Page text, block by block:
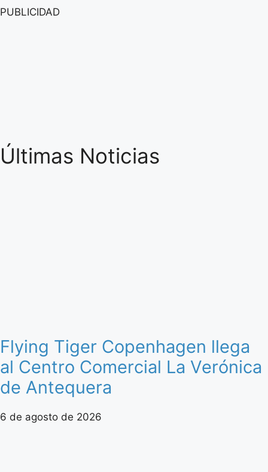
PUBLICIDAD
Últimas Noticias
Flying Tiger Copenhagen llega
al Centro Comercial La Verónica
de Antequera
6 de agosto de 2026